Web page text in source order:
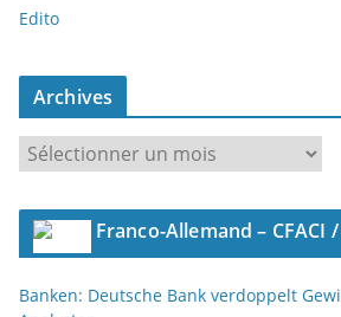
Edito
Archives
r
c
v
Franco-Allemand – CFACI
Banken: Deutsche Bank verdoppelt